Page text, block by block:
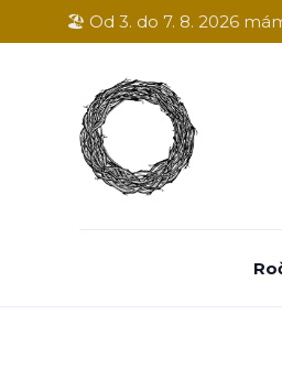
🏖️ Od 3. do 7. 8. 2026